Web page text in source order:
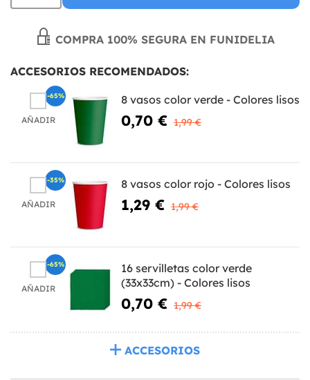
COMPRA 100% SEGURA EN FUNIDELIA
ACCESORIOS RECOMENDADOS:
AÑADIR
8 vasos color verde - Colores lisos
0,70 € 1,99 €
-65%
AÑADIR
8 vasos color rojo - Colores lisos
1,29 € 1,99 €
-35%
AÑADIR
16 servilletas color verde
(33x33cm) - Colores lisos
0,70 € 1,99 €
-65%
ACCESORIOS